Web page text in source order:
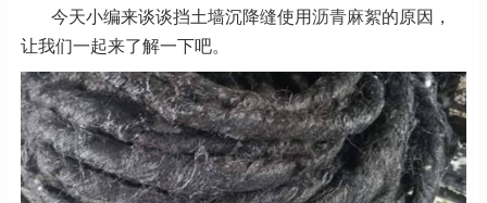
今天小编来谈谈挡土墙沉降缝使用沥青麻絮的原因，
让我们一起来了解一下吧。